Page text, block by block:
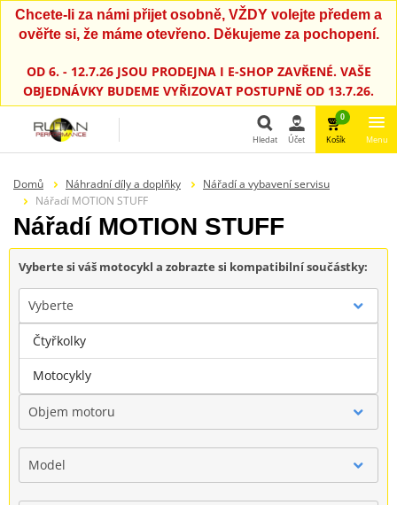
Chcete-li za námi přijet osobně, VŽDY volejte předem a
ověřte si, že máme otevřeno. Děkujeme za pochopení.
OD 6. - 12.7.26 JSOU PRODEJNA I E-SHOP ZAVŘENÉ. VAŠE
OBJEDNÁVKY BUDEME VYŘIZOVAT POSTUPNĚ OD 13.7.26.
Hledat
Hledat Účet
0
Košík Menu
Domů Náhradní díly a doplňky
Nářadí a vybavení servisu
Nářadí MOTION STUFF
Nářadí MOTION STUFF
Vyberte si váš motocykl a zobrazte si kompatibilní součástky:
Vyberte
Značka
Objem motoru
Model
Čtyřkolky
Motocykly